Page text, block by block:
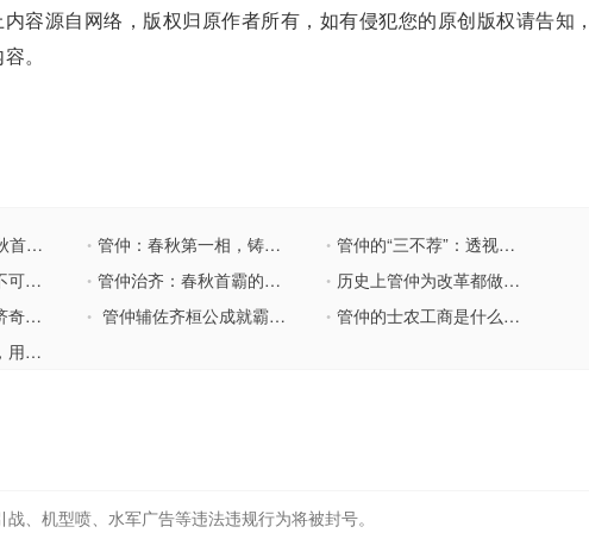
源自网络，版权归原作者所有，如有侵犯您的原创版权请告知
。
霸业密码 • 管仲：春秋第一相，铸就齐国霸业传奇 • 管仲的“三不荐”：透视春秋霸业背后的用人智慧
刺” • 管仲治齐：春秋首霸的智慧密码 • 历史上管仲为改革都做了些什么事情？
者 • 管仲辅佐齐桓公成就霸业：智慧与策略的结晶 • 管仲的士农工商是什么理念？对后人的影响有多大？
业？